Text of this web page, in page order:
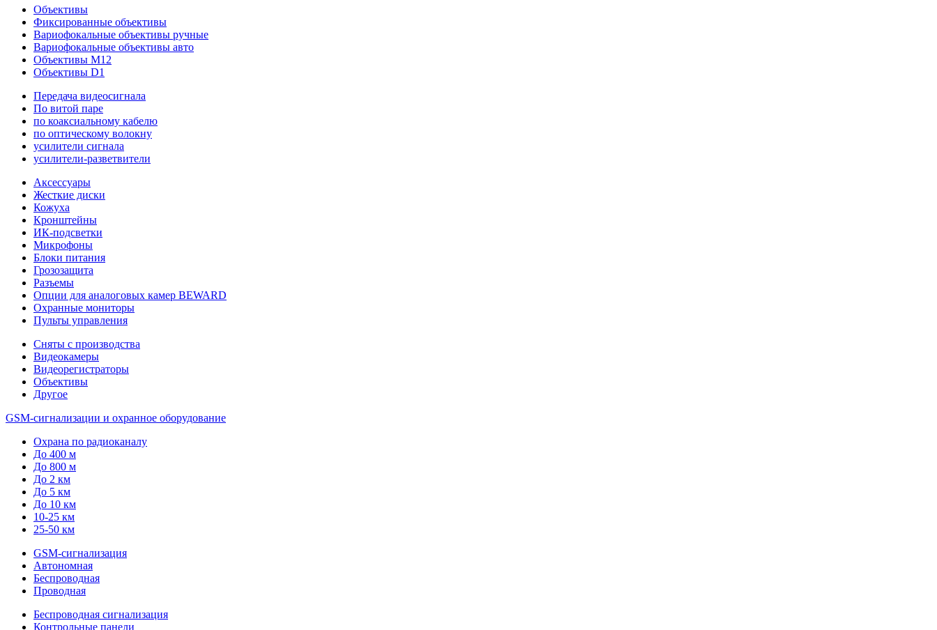
Объективы
Фиксированные объективы
Вариофокальные объективы ручные
Вариофокальные объективы авто
Объективы M12
Объективы D1
Передача видеосигнала
По витой паре
по коаксиальному кабелю
по оптическому волокну
усилители сигнала
усилители-разветвители
Аксессуары
Жесткие диски
Кожуха
Кронштейны
ИК-подсветки
Микрофоны
Блоки питания
Грозозащита
Разъемы
Опции для аналоговых камер BEWARD
Охранные мониторы
Пульты управления
Сняты с производства
Видеокамеры
Видеорегистраторы
Объективы
Другое
GSM-сигнализации и охранное оборудование
Охрана по радиоканалу
До 400 м
До 800 м
До 2 км
До 5 км
До 10 км
10-25 км
25-50 км
GSM-сигнализация
Автономная
Беспроводная
Проводная
Беспроводная сигнализация
Контрольные панели